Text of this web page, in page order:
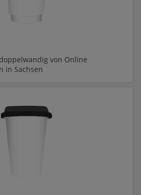
von Online
in Sachsen